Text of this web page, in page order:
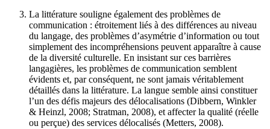
La littérature souligne également des problèmes de
communication : étroitement liés à des différences au niveau
du langage, des problèmes d’asymétrie d’information ou tout
simplement des incompréhensions peuvent apparaître à cause
de la diversité culturelle. En insistant sur ces barrières
langagières, les problèmes de communication semblent
évidents et, par conséquent, ne sont jamais véritablement
détaillés dans la littérature. La langue semble ainsi constituer
l’un des défis majeurs des délocalisations (Dibbern, Winkler
& Heinzl, 2008; Stratman, 2008), et affecter la qualité (réelle
ou perçue) des services délocalisés (Metters, 2008).